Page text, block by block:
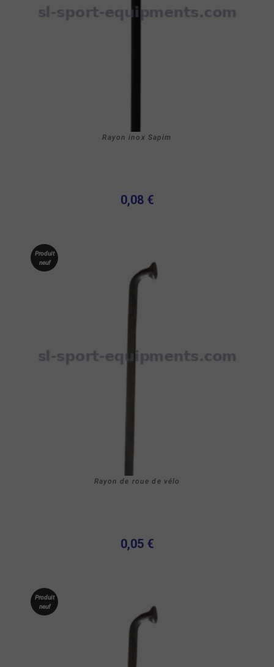
Rayon inox Sapim
0,08 €
Produit
neuf
Rayon de roue de vélo
0,05 €
Produit
neuf